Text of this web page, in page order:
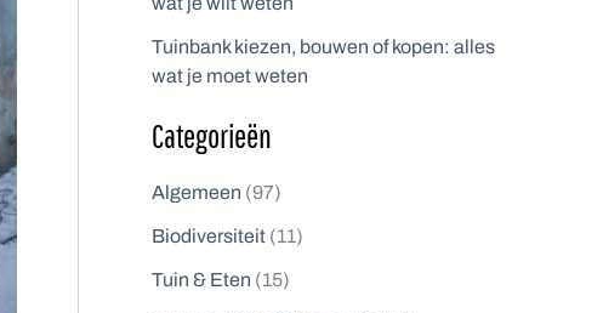
Tuinbank kiezen, bouwen of kopen: alles
wat je moet weten
Categorieën
Algemeen (97)
Biodiversiteit (11)
Tuin & Eten (15)